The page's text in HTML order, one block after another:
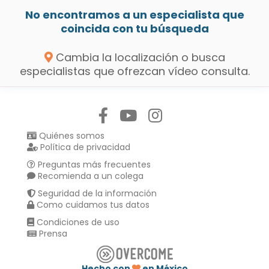
No encontramos a un especialista que
coincida con tu búsqueda
Cambia la localización o busca
especialistas que ofrezcan vídeo consulta.
Quiénes somos
Política de privacidad
Preguntas más frecuentes
Recomienda a un colega
Seguridad de la información
Como cuidamos tus datos
Condiciones de uso
Prensa